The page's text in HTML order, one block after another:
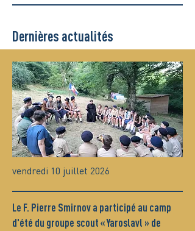
Dernières actualités
vendredi 10 juillet 2026
Le F. Pierre Smirnov a participé au camp
d'été du groupe scout « Yaroslavl » de